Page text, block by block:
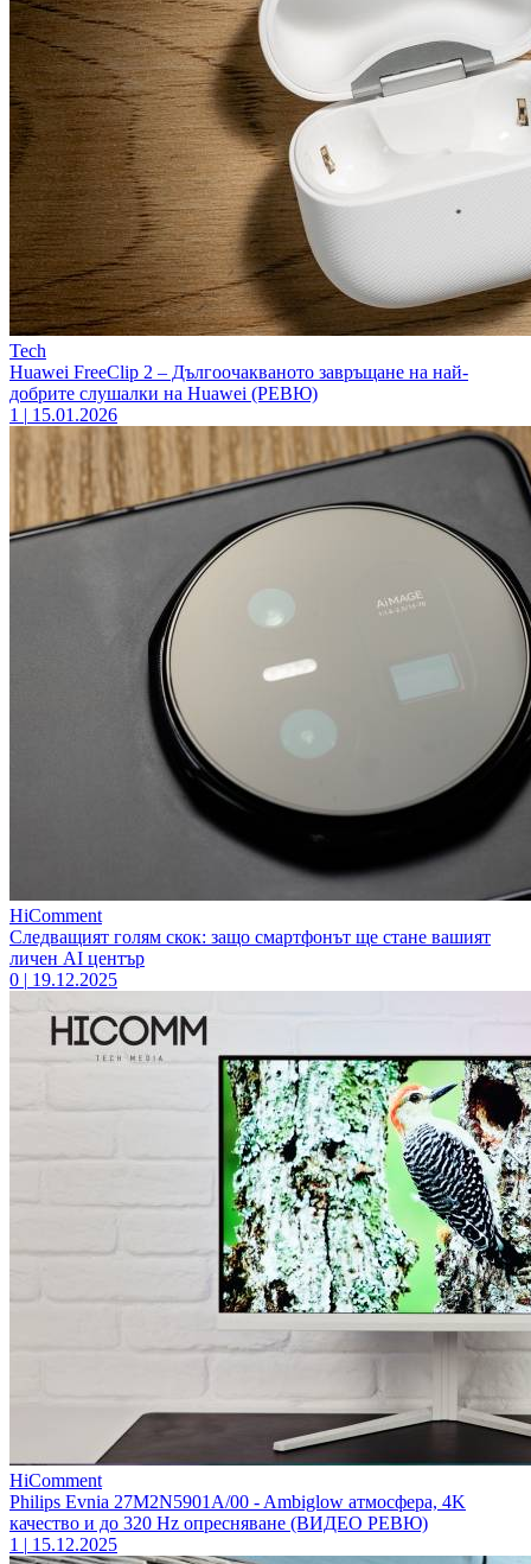
Tech
Huawei FreeClip 2 – Дългоочакваното завръщане на най-
добрите слушалки на Huawei (РЕВЮ)
1 | 15.01.2026
HiComment
Следващият голям скок: защо смартфонът ще стане вашият
личен AI център
0 | 19.12.2025
HiComment
Philips Evnia 27M2N5901A/00 - Ambiglow атмосфера, 4K
качество и до 320 Hz опресняване (ВИДЕО РЕВЮ)
1 | 15.12.2025